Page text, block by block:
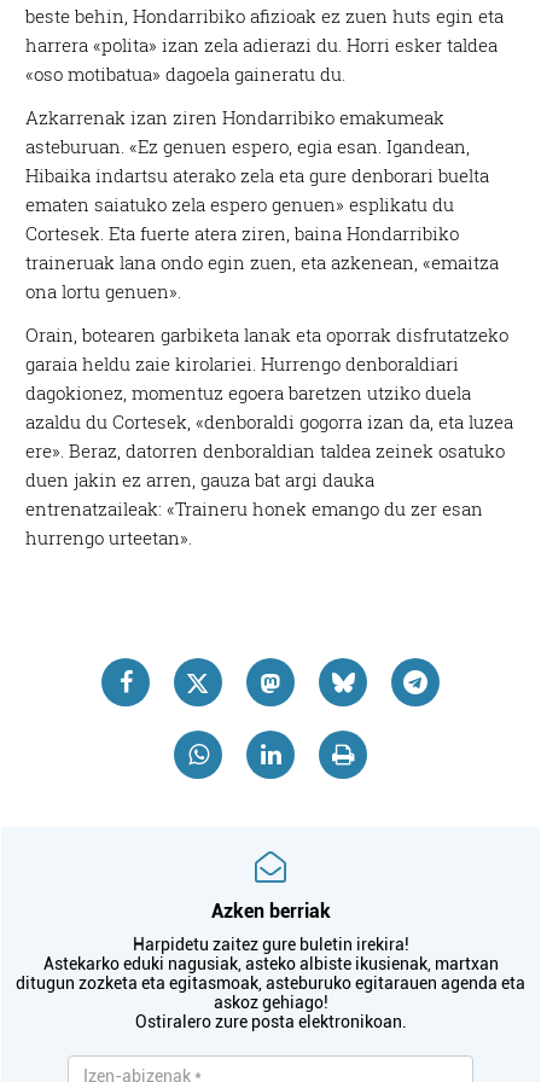
beste behin, Hondarribiko afizioak ez zuen huts egin eta
harrera «polita» izan zela adierazi du. Horri esker taldea
«oso motibatua» dagoela gaineratu du.
Azkarrenak izan ziren Hondarribiko emakumeak
asteburuan. «Ez genuen espero, egia esan. Igandean,
Hibaika indartsu aterako zela eta gure denborari buelta
ematen saiatuko zela espero genuen» esplikatu du
Cortesek. Eta fuerte atera ziren, baina Hondarribiko
traineruak lana ondo egin zuen, eta azkenean, «emaitza
ona lortu genuen».
Orain, botearen garbiketa lanak eta oporrak disfrutatzeko
garaia heldu zaie kirolariei. Hurrengo denboraldiari
dagokionez, momentuz egoera baretzen utziko duela
azaldu du Cortesek, «denboraldi gogorra izan da, eta luzea
ere». Beraz, datorren denboraldian taldea zeinek osatuko
duen jakin ez arren, gauza bat argi dauka
entrenatzaileak: «Traineru honek emango du zer esan
hurrengo urteetan».
Azken berriak
Harpidetu zaitez gure buletin irekira!
Astekarko eduki nagusiak, asteko albiste ikusienak, martxan
ditugun zozketa eta egitasmoak, asteburuko egitarauen agenda eta
askoz gehiago!
Ostiralero zure posta elektronikoan.